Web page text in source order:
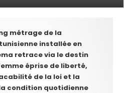
métrage de la
installée en
retrace via le destin
éprise de liberté,
de la loi et la
condition quotidienne